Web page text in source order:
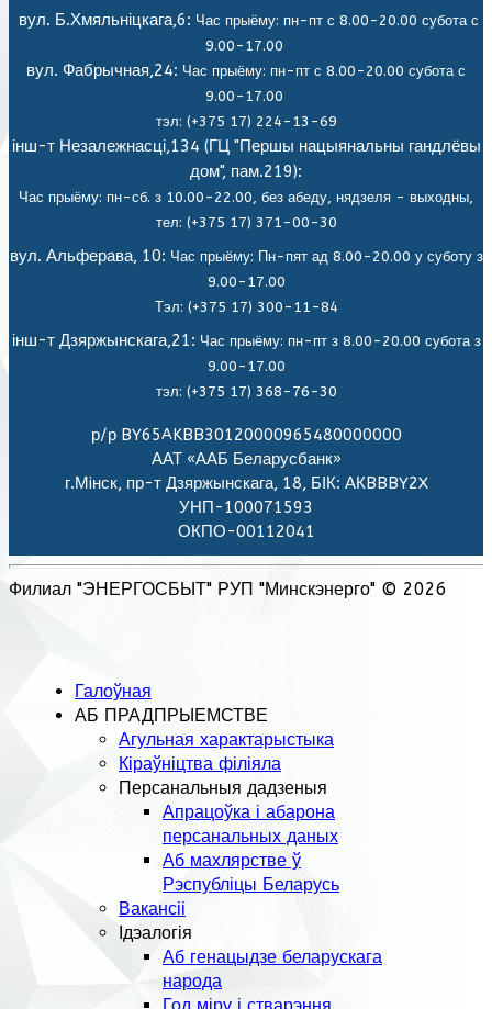
вул. Б.Хмяльніцкага,6: Час прыёму: пн-пт с 8.00-20.00 субота с
9.00-17.00
вул. Фабрычная,24: Час прыёму: пн-пт с 8.00-20.00 субота с
9.00-17.00
тэл: (+375 17) 224-13-69
інш-т Незалежнасці,134 (ГЦ "Першы нацыянальны гандлёвы
дом", пам.219):
Час прыёму: пн-сб. з 10.00-22.00, без абеду, нядзеля - выходны,
тел: (+375 17) 371-00-30
вул. Альферава, 10: Час прыёму: Пн-пят ад 8.00-20.00 у суботу з
9.00-17.00
Тэл: (+375 17) 300-11-84
інш-т Дзяржынскага,21: Час прыёму: пн-пт з 8.00-20.00 субота з
9.00-17.00
тэл: (+375 17) 368-76-30
р/р BY65AKBB30120000965480000000
ААТ «ААБ Беларусбанк»
г.Мiнск, пр-т Дзяржынскага, 18, БІК: АКBBBY2X
УНП-100071593
ОКПО-00112041
Филиал "ЭНЕРГОСБЫТ" РУП "Минскэнерго" © 2026
Галоўная
АБ ПРАДПРЫЕМСТВЕ
Агульная характарыстыка
Кіраўніцтва філіяла
Персанальныя дадзеныя
Апрацоўка і абарона
персанальных даных
Аб махлярстве ў
Рэспубліцы Беларусь
Вакансіі
Ідэалогія
Аб генацыдзе беларускага
народа